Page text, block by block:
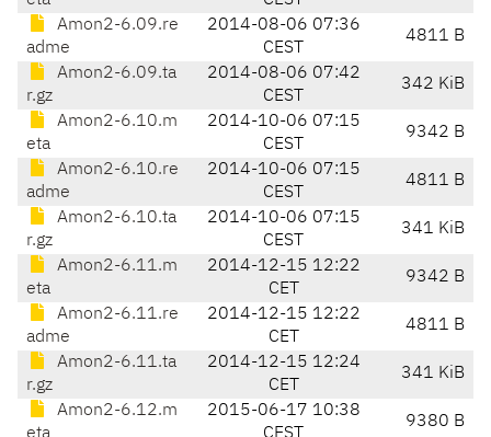
Amon2-6.09.re
adme
2014-08-06 07:36
CEST
4811 B
Amon2-6.09.ta
r.gz
2014-08-06 07:42
CEST
342 KiB
Amon2-6.10.m
eta
2014-10-06 07:15
CEST
9342 B
Amon2-6.10.re
adme
2014-10-06 07:15
CEST
4811 B
Amon2-6.10.ta
r.gz
2014-10-06 07:15
CEST
341 KiB
Amon2-6.11.m
eta
2014-12-15 12:22
CET
9342 B
Amon2-6.11.re
adme
2014-12-15 12:22
CET
4811 B
Amon2-6.11.ta
r.gz
2014-12-15 12:24
CET
341 KiB
Amon2-6.12.m
2015-06-17 10:38
9380 B